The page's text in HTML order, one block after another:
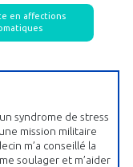
en affections
syndrome de stress
mission militaire
m’a conseillé la
soulager et m’aider